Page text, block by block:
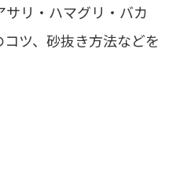
リ・ハマグリ・バカ
ツ、砂抜き方法などを